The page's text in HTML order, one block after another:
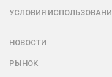
УСЛОВИЯ
НОВОСТИ
РЫНОК